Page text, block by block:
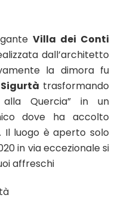
Villa dei Conti
dall’architetto
la dimora fu
trasformando
Quercia” in un
dove ha accolto
Il luogo è aperto solo
in via eccezionale si
affreschi